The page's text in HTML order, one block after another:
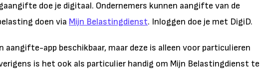
doe je digitaal. Ondernemers kunnen aangifte van de
doen via Mijn Belastingdienst. Inloggen doe je met DigiD.
aangifte-app beschikbaar, maar deze is alleen voor particulieren
is het ook als particulier handig om Mijn Belastingdienst te